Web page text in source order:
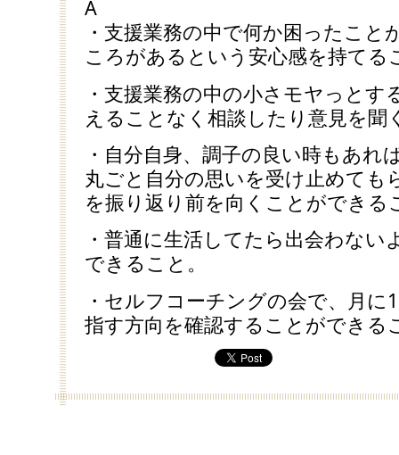
A
・支援業務の中で何か困ったこ
ころがあるという安心感を持てる
・支援業務の中の小さモヤっとす
えることなく相談したり意見を
・自分自身、調子の良い時もあれ
丸ごと自分の思いを受け止めても
を振り返り前を向くことができる
・普通に生活してたら出会わな
できること。
・セルフコーチングの会で、月に
指す方向を確認することができる